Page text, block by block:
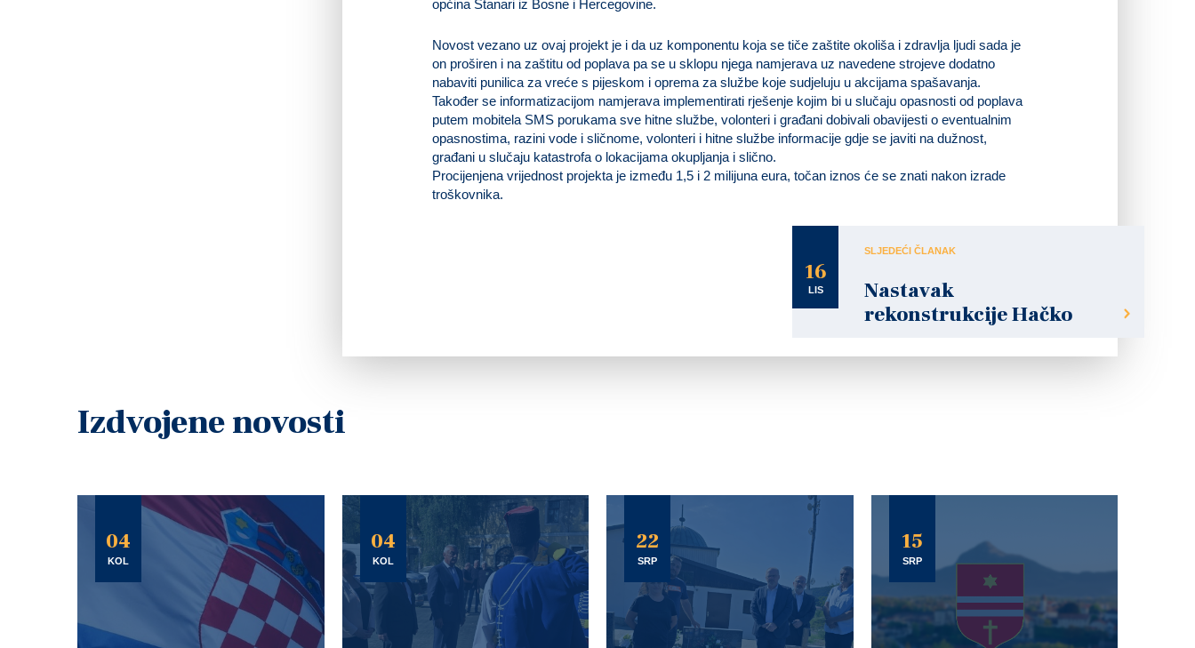
općina Stanari iz Bosne i Hercegovine.
Novost vezano uz ovaj projekt je i da uz komponentu koja se tiče zaštite okoliša i zdravlja ljudi sada je
on proširen i na zaštitu od poplava pa se u sklopu njega namjerava uz navedene strojeve dodatno
nabaviti punilica za vreće s pijeskom i oprema za službe koje sudjeluju u akcijama spašavanja.
Također se informatizacijom namjerava implementirati rješenje kojim bi u slučaju opasnosti od poplava
putem mobitela SMS porukama sve hitne službe, volonteri i građani dobivali obavijesti o eventualnim
opasnostima, razini vode i sličnome, volonteri i hitne službe informacije gdje se javiti na dužnost,
građani u slučaju katastrofa o lokacijama okupljanja i slično.
Procijenjena vrijednost projekta je između 1,5 i 2 milijuna eura, točan iznos će se znati nakon izrade
troškovnika.
16
LIS
SLJEDEĆI ČLANAK
Nastavak
rekonstrukcije Hačko
Izdvojene novosti
04
KOL
04
KOL
22
SRP
15
SRP